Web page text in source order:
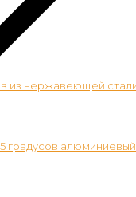
градусов алюминиевый